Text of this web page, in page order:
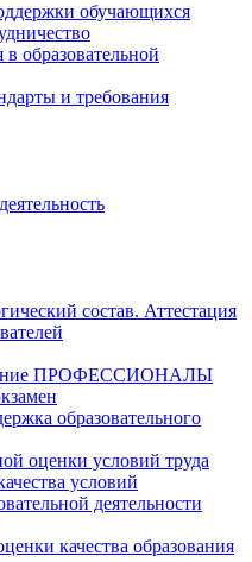
обучающихся
образовательной
и требования
состав. Аттестация
ПРОФЕССИОНАЛЫ
образовательного
оценки условий труда
условий
деятельности
качества образования